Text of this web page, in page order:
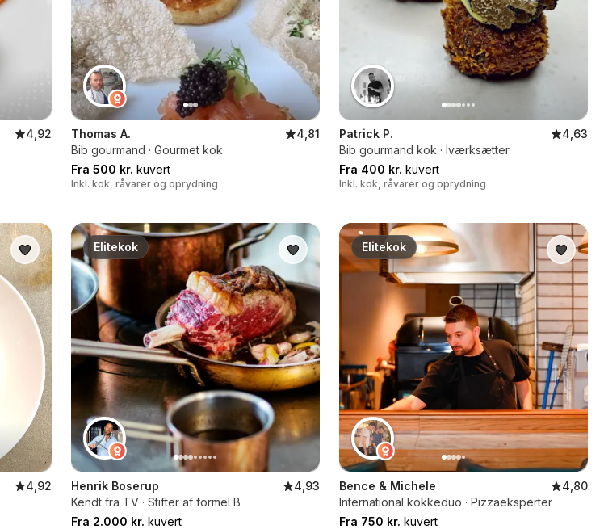
4,92
Thomas A.
4,81
Bib gourmand · Gourmet kok
Fra 500 kr. kuvert
Inkl. kok, råvarer og oprydning
Patrick P.
4,63
Bib gourmand kok · Iværksætter
Fra 400 kr. kuvert
Inkl. kok, råvarer og oprydning
4,92
Elitekok
Henrik Boserup
4,93
Kendt fra TV · Stifter af formel B
Fra 2.000 kr. kuvert
Elitekok
Bence & Michele
4,80
International kokkeduo · Pizzaeksperter
Fra 750 kr. kuvert